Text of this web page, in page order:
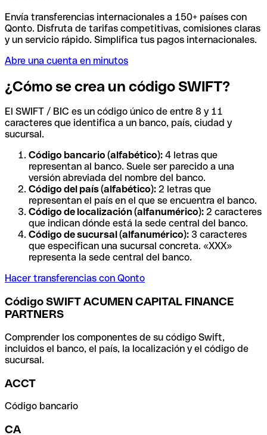
Envía transferencias internacionales a 150+ países con
Qonto. Disfruta de tarifas competitivas, comisiones claras
y un servicio rápido. Simplifica tus pagos internacionales.
Abre una cuenta en minutos
¿Cómo se crea un código SWIFT?
El SWIFT / BIC es un código único de entre 8 y 11
caracteres que identifica a un banco, país, ciudad y
sucursal.
Código bancario (alfabético): 4 letras que
representan al banco. Suele ser parecido a una
versión abreviada del nombre del banco.
Código del país (alfabético): 2 letras que
representan el país en el que se encuentra el banco.
Código de localización (alfanumérico): 2 caracteres
que indican dónde está la sede central del banco.
Código de sucursal (alfanumérico): 3 caracteres
que especifican una sucursal concreta. «XXX»
representa la sede central del banco.
Hacer transferencias con Qonto
Código SWIFT ACUMEN CAPITAL FINANCE
PARTNERS
Comprender los componentes de su código Swift,
incluidos el banco, el país, la localización y el código de
sucursal.
ACCT
Código bancario
CA